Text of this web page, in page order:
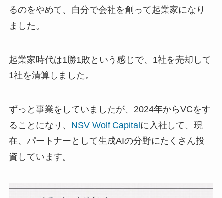
るのをやめて、自分で会社を創って起業家になり
ました。
起業家時代は1勝1敗という感じで、1社を売却して
1社を清算しました。
ずっと事業をしていましたが、2024年からVCをす
ることになり、 NSV Wolf Capitalに入社して、現
在、パートナーとして生成AIの分野にたくさん投
資しています。